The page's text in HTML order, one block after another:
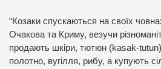
“Козаки спускаються на своїх
Очакова та Криму, везучи
продають шкіри, тютюн (kasak-
полотно, вугілля, рибу, а купують